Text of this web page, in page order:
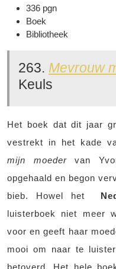
336 pgn
Boek
Bibliotheek
263. Mevrouw
Keuls
Het boek dat dit jaar
vestrekt in het kade
mijn moedervan
opgehaald en begon
bieb. Howel het
luisterboek niet meer
voor en geeft haar
mooi om naar te